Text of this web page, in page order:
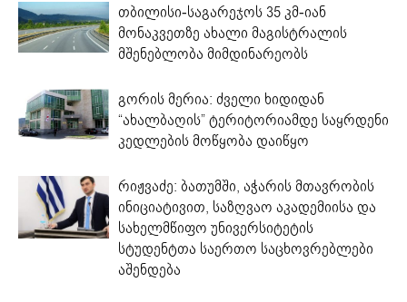
თბილისი-საგარეჯოს 35 კმ-იან
მონაკვეთზე ახალი მაგისტრალის
მშენებლობა მიმდინარეობს
გორის მერია: ძველი ხიდიდან
“ახალბაღის” ტერიტორიამდე საყრდენი
კედლების მოწყობა დაიწყო
რიჟვაძე: ბათუმში, აჭარის მთავრობის
ინიციატივით, საზღვაო აკადემიისა და
სახელმწიფო უნივერსიტეტის
სტუდენტთა საერთო საცხოვრებლები
აშენდება